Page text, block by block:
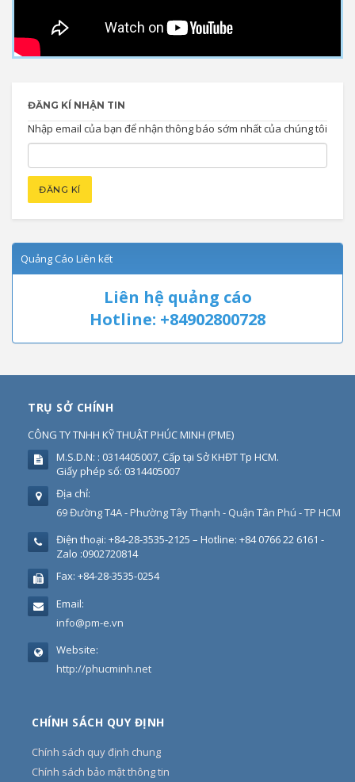
ĐĂNG KÍ NHẬN TIN
Nhập email của bạn để nhận thông báo sớm nhất của chúng tôi
Quảng Cáo Liên kết
Liên hệ quảng cáo
Hotline: +84902800728
TRỤ SỞ CHÍNH
CÔNG TY TNHH KỸ THUẬT PHÚC MINH (PME)
M.S.D.N: : 0314405007, Cấp tại Sở KHĐT Tp HCM.
Giấy phép số: 0314405007
Địa chỉ:
69 Đường T4A - Phường Tây Thạnh - Quận Tân Phú - TP HCM
Điện thoại: +84-28-3535-2125 – Hotline: +84 0766 22 6161 -
Zalo :0902720814
Fax: +84-28-3535-0254
Email:
info@pm-e.vn
Website:
http://phucminh.net
CHÍNH SÁCH QUY ĐỊNH
Chính sách quy định chung
Chính sách bảo mật thông tin